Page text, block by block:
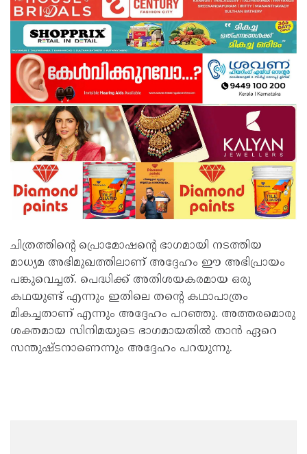
ചിത്രത്തിന്റെ പ്രൊമോഷൻ്റെ ഭാഗമായി നടത്തിയ
മാധ്യമ അഭിമുഖത്തിലാണ് അദ്ദേഹം ഈ അഭിപ്രായം
പങ്കുവെച്ചത്. പെദ്ധിക്ക് അതിശയകരമായ ഒരു
കഥയുണ്ട് എന്നും ഇതിലെ തൻ്റെ കഥാപാത്രം
മികച്ചതാണ് എന്നും അദ്ദേഹം പറഞ്ഞു. അത്തരമൊരു
ശക്തമായ സിനിമയുടെ ഭാഗമായതിൽ താൻ ഏറെ
സന്തുഷ്ടനാണെന്നും അദ്ദേഹം പറയുന്നു.